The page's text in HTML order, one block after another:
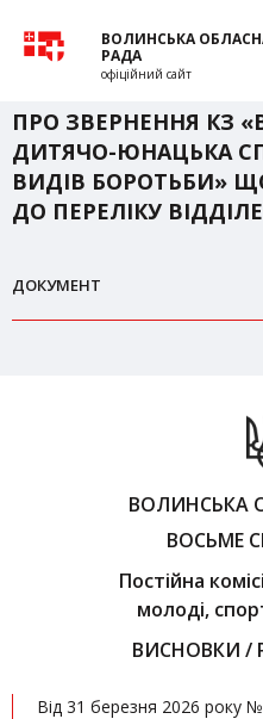
ВОЛИНСЬКА
РАДА
офіційний сайт
ПРО ЗВЕРНЕННЯ КЗ
ДИТЯЧО-ЮНАЦЬКА
ВИДІВ БОРОТЬБИ»
ДО ПЕРЕЛІКУ
ДОКУМЕНТ
ВОЛИНСЬКА
ВОСЬМЕ
Постійна
молоді,
ВИСНОВКИ /
Від 31 березня 2026 року